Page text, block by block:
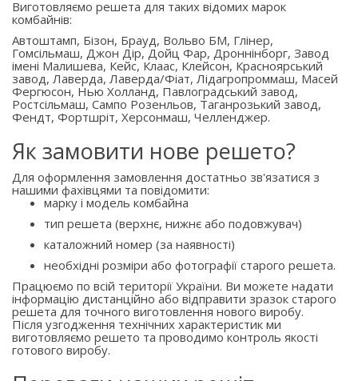
Виготовляємо решета для таких відомих марок
комбайнів:
Автоштамп, Бізон, Брауд, Вольво БМ, Глінер,
Гомсільмаш, Джон Дір, Дойц Фар, Дроннінборг, Завод
імені Малишева, Кейс, Клаас, Клейсон, Красноярський
завод, Лаверда, Лаверда/Фіат, Лідагропроммаш, Масей
Фергюсон, Нью Холланд, Павлоградський завод,
Ростсільмаш, Сампо Розенльов, Таганрозький завод,
Фендт, Фортшріт, Херсонмаш, Челленджер.
Як замовити нове решето?
Для оформлення замовлення достатньо зв'язатися з
нашими фахівцями та повідомити:
марку і модель комбайна
тип решета (верхнє, нижнє або подовжувач)
каталожний номер (за наявності)
необхідні розміри або фотографії старого решета.
Працюємо по всій території України. Ви можете надати
інформацію дистанційно або відправити зразок старого
решета для точного виготовлення нового виробу.
Після узгодження технічних характеристик ми
виготовляємо решето та проводимо контроль якості
готового виробу.